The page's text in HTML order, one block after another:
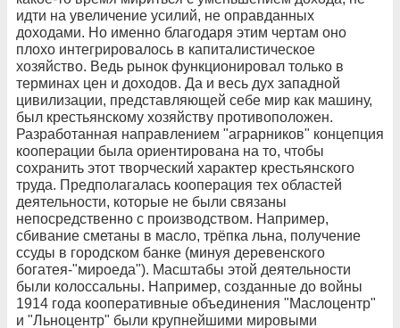
идти на увеличение усилий, не оправданных
доходами. Но именно благодаря этим чертам оно
плохо интегрировалось в капиталистическое
хозяйство. Ведь рынок функционировал только в
терминах цен и доходов. Да и весь дух западной
цивилизации, представляющей себе мир как машину,
был крестьянскому хозяйству противоположен.
Разработанная направлением "аграрников" концепция
кооперации была ориентирована на то, чтобы
сохранить этот творческий характер крестьянского
труда. Предполагалась кооперация тех областей
деятельности, которые не были связаны
непосредственно с производством. Например,
сбивание сметаны в масло, трёпка льна, получение
ссуды в городском банке (минуя деревенского
богатея-"мироеда"). Масштабы этой деятельности
были колоссальны. Например, созданные до войны
1914 года кооперативные объединения "Маслоцентр"
и "Льноцентр" были крупнейшими мировыми